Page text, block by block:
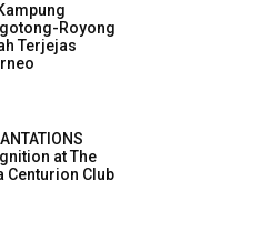
Royong
Terjejas
at The
Centurion Club